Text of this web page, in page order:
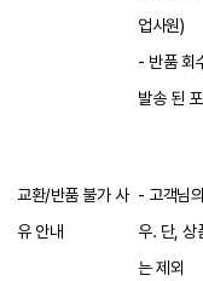
업사원)
- 반품 회
발송 된
교환/반품 불가 사
유 안내
- 고객님
우. 단, 상
는 제외